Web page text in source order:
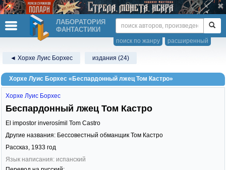
ЛАБОРАТОРИЯ
ФАНТАСТИКИ
расширенный
поиск по жанру
◄ Хорхе Луис Борхес издания (24)
Хорхе Луис Борхес «Беспардонный лжец Том Кастро»
Хорхе Луис Борхес
Беспардонный лжец Том Кастро
El impostor inverosímil Tom Castro
Другие названия: Бессовестный обманщик Том Кастро
Рассказ, 1933 год
Язык написания: испанский